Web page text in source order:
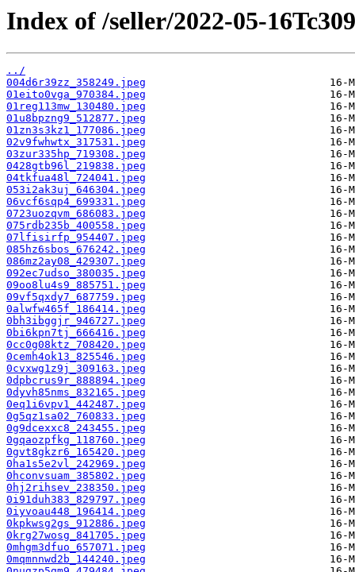
Index of /seller/2022-05-
../
004d6r39zz_358249.jpeg
01eito0vga_970384.jpeg
01reg113mw_130480.jpeg
01u8bpzng9_512877.jpeg
01zn3s3kz1_177086.jpeg
02v9fwhwtx_317531.jpeg
03zur335hp_719308.jpeg
0428gtb96l_219838.jpeg
04tkfua48l_724041.jpeg
053i2ak3uj_646304.jpeg
06vcf6sqp4_699331.jpeg
0723uozqvm_686083.jpeg
075rdb235b_400558.jpeg
07lfisirfp_954407.jpeg
085hz6sbos_676242.jpeg
086mz2ay08_429307.jpeg
092ec7udso_380035.jpeg
09oo8lu4s9_885751.jpeg
09vf5qxdy7_687759.jpeg
0alwfw465f_186414.jpeg
0bh3ibggjr_946727.jpeg
0bi6kpn7tj_666416.jpeg
0cc0g08ktz_708420.jpeg
0cemh4ok13_825546.jpeg
0cvxwg1z9j_309163.jpeg
0dpbcrus9r_888894.jpeg
0dyvh85nms_832165.jpeg
0eq1i6vpv1_442487.jpeg
0g5qz1sa02_760833.jpeg
0g9dcexxc8_243455.jpeg
0gqaozpfkg_118760.jpeg
0gvt8gkzr6_165420.jpeg
0ha1s5e2vl_242969.jpeg
0hconvsuam_385802.jpeg
0hj2rihsev_238350.jpeg
0i91duh383_829797.jpeg
0iyvoau448_196414.jpeg
0kpkwsg2gs_912886.jpeg
0krg27wosg_841705.jpeg
0mhgm3dfuo_657071.jpeg
0mqmnnwd2b_144240.jpeg